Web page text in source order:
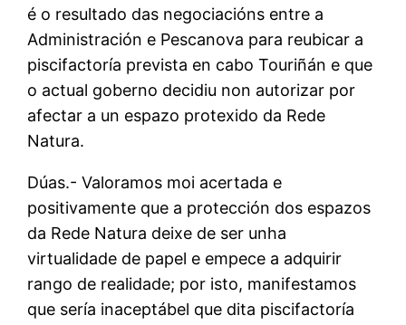
é o resultado das negociacións entre a
Administración e Pescanova para reubicar a
piscifactoría prevista en cabo Touriñán e que
o actual goberno decidiu non autorizar por
afectar a un espazo protexido da Rede
Natura.
Dúas.- Valoramos moi acertada e
positivamente que a protección dos espazos
da Rede Natura deixe de ser unha
virtualidade de papel e empece a adquirir
rango de realidade; por isto, manifestamos
que sería inaceptábel que dita piscifactoría